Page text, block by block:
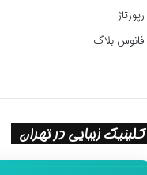
رپورتاژ
فانوس بلاگ
کلینیک زیبایی در تهران